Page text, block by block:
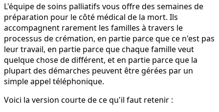
L'équipe de soins palliatifs vous offre des semaines de
préparation pour le côté médical de la mort. Ils
accompagnent rarement les familles à travers le
processus de crémation, en partie parce que ce n'est pas
leur travail, en partie parce que chaque famille veut
quelque chose de différent, et en partie parce que la
plupart des démarches peuvent être gérées par un
simple appel téléphonique.
Voici la version courte de ce qu'il faut retenir :